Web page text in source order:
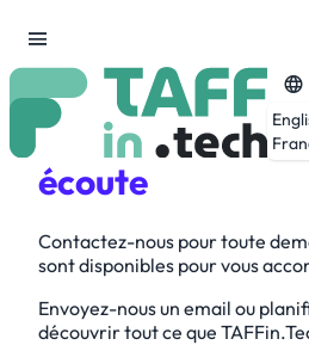
Nous sommesà
écoute
Contactez-nous pour toute
sont disponibles pour vous
Envoyez-nous un email ou
découvrir tout ce que